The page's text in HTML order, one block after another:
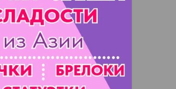
дня.
#порыв на теплотрассе